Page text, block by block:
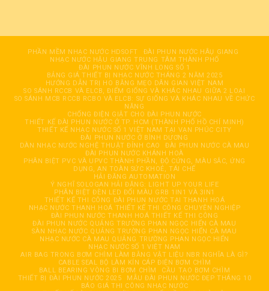
PHẦN MỀM NHẠC NƯỚC HDSOFT
ĐÀI PHUN NƯỚC HÂỤ GIANG
NHẠC NƯỚC HẬU GIANG TRUNG TÂM THÀNH PHỐ
ĐÀI PHUN NƯỚC VĨNH LONG SỐ 1
BẢNG GIÁ THIẾT BỊ NHẠC NƯỚC THÁNG 2 NĂM 2025
HƯỚNG DẪN TRỊ HO BẰNG MẸO DÂN GIAN VIỆT NAM
SO SÁNH RCCB VÀ ELCB, ĐIỂM GIỐNG VÀ KHÁC NHAU GIỮA 2 LOẠI
SO SÁNH MCB RCCB RCBO VÀ ELCB: SỰ GIỐNG VÀ KHÁC NHAU VỀ CHỨC
NĂNG
CHỐNG ĐIỆN GIẬT CHO ĐÀI PHUN NƯỚC
THIẾT KẾ ĐÀI PHUN NƯỚC Ở TP. HCM (THÀNH PHỐ HỒ CHÍ MINH)
THIẾT KẾ NHẠC NƯỚC SỐ 1 VIỆT NAM TẠI VẠN PHÚC CITY
ĐÀI PHUN NƯỚC Ở BÌNH DƯƠNG
DÀN NHẠC NƯỚC NGHỆ THUẬT ĐỈNH CAO
ĐÀI PHUN NƯỚC CÀ MAU
ĐÀI PHUN NƯỚC KHÁNH HOÀ
PHÂN BIỆT PVC VÀ UPVC THÀNH PHẦN, ĐỘ CỨNG, MÀU SẮC, ỨNG
DỤNG, AN TOÀN SỨC KHOẺ, TÁI CHẾ
HẢI ĐĂNG AUTOMATION
Ý NGHĨ SOLOGAN HẢI ĐĂNG: LIGHT UP YOUR LIFE
PHÂN BIỆT ĐÈN LED ĐỔI MÀU GRB 1IN1 VÀ 3IN1
THIẾT KẾ THI CÔNG ĐÀI PHUN NƯỚC TẠI THANH HOÁ
NHẠC NƯỚC THANH HOÁ THIẾT KẾ THI CÔNG CHUYÊN NGHIỆP
ĐÀI PHUN NƯỚC THANH HOÁ THIẾT KẾ THI CÔNG
ĐÀI PHUN NƯỚC QUẢNG TRƯỜNG PHAN NGỌC HIỂN CÀ MAU
SÀN NHẠC NƯỚC QUẢNG TRƯỜNG PHAN NGỌC HIỂN CÀ MAU
NHẠC NƯỚC CÀ MAU QUẢNG TRƯỜNG PHAN NGỌC HIỂN
NHẠC NƯỚC SỐ 1 VIỆT NAM
AIR BAG TRONG BƠM CHÌM LÀM BẰNG VẬT LIỆU NBR NGHĨA LÀ GÌ?
CABLE SEAL BỘ LÀM KÍN CÁP ĐIỆN BƠM CHÌM
BALL BEARING VÒNG BI BƠM CHÌM
CẦU TẠO BƠM CHÌM
THIẾT BỊ ĐÀI PHUN NƯỚC 2025
MẪU ĐÀI PHUN NƯỚC ĐẸP THÁNG 10
BÁO GIÁ THI CÔNG NHẠC NƯỚC